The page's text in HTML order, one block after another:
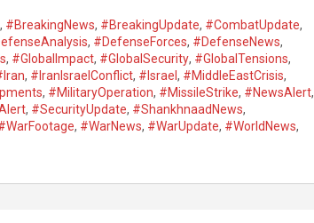
, #BreakingNews, #BreakingUpdate, #CombatUpdate,
, #DefenseForces, #DefenseNews,
, #GlobalImpact, #GlobalSecurity, #GlobalTensions,
, #IranIsraelConflict, #Israel , #MiddleEastCrisis,
, #MilitaryOperation, #MissileStrike, #NewsAlert,
, #SecurityUpdate, #ShankhnaadNews,
, #WarNews, #WarUpdate, #WorldNews,